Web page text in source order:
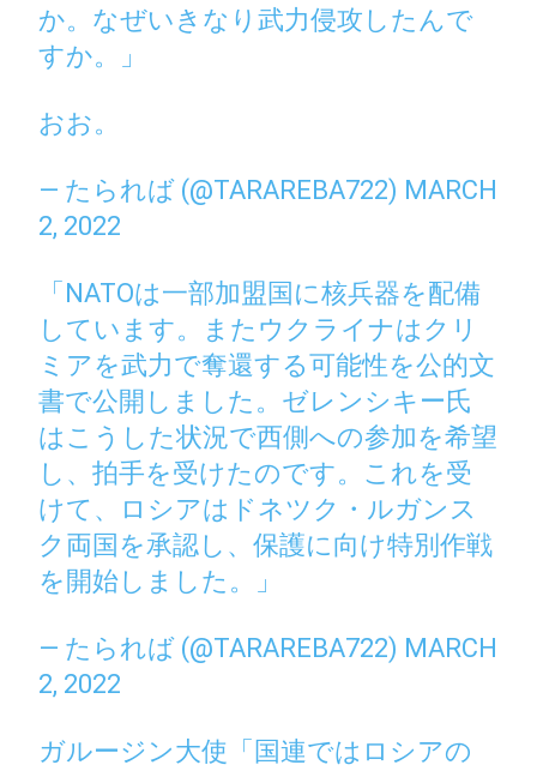
か。なぜいきなり武力侵攻したんで
すか。」
おお。
— たられば (@TARAREBA722) MARCH
2, 2022
「NATOは一部加盟国に核兵器を配備
しています。またウクライナはクリ
ミアを武力で奪還する可能性を公的文
書で公開しました。ゼレンシキー氏
はこうした状況で西側への参加を希望
し、拍手を受けたのです。これを受
けて、ロシアはドネツク・ルガンス
ク両国を承認し、保護に向け特別作戦
を開始しました。」
— たられば (@TARAREBA722) MARCH
2, 2022
ガルージン大使「国連ではロシアの